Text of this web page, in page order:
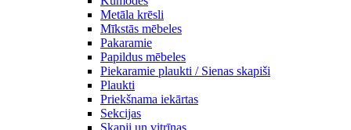
Metāla krēsli
Mīkstās mēbeles
Pakaramie
Papildus mēbeles
Piekaramie plaukti / Sienas skapiši
Plaukti
Priekšnama iekārtas
Sekcijas
Skapji un vitrīnas